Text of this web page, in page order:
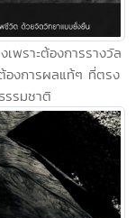
พราะต้องการรางวัล
องการผลแท้ๆ ที่ตรง
รรมชาติ